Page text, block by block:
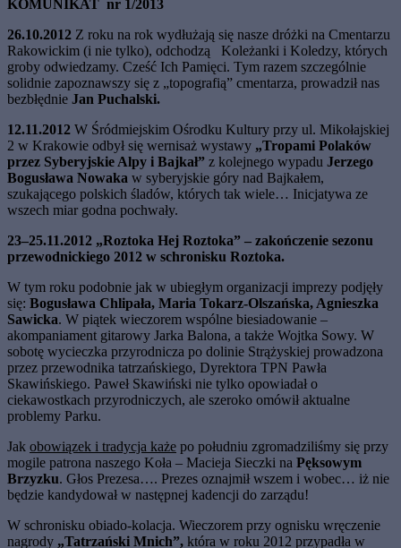
KOMUNIKAT nr 1/2013
26.10.2012 Z roku na rok wydłużają się nasze dróżki na Cmentarzu
Rakowickim (i nie tylko), odchodzą Koleżanki i Koledzy, których
groby odwiedzamy. Cześć Ich Pamięci. Tym razem szczególnie
solidnie zapoznawszy się z „topografią” cmentarza, prowadził nas
bezbłędnie Jan Puchalski.
12.11.2012 W Śródmiejskim Ośrodku Kultury przy ul. Mikołajskiej
2 w Krakowie odbył się wernisaż wystawy „Tropami Polaków
przez Syberyjskie Alpy i Bajkał” z kolejnego wypadu Jerzego
Bogusława Nowaka w syberyjskie góry nad Bajkałem,
szukającego polskich śladów, których tak wiele… Inicjatywa ze
wszech miar godna pochwały.
23–25.11.2012 „Roztoka Hej Roztoka” – zakończenie sezonu
przewodnickiego 2012 w schronisku Roztoka.
W tym roku podobnie jak w ubiegłym organizacji imprezy podjęły
się: Bogusława Chlipała, Maria Tokarz-Olszańska, Agnieszka
Sawicka. W piątek wieczorem wspólne biesiadowanie –
akompaniament gitarowy Jarka Balona, a także Wojtka Sowy. W
sobotę wycieczka przyrodnicza po dolinie Strążyskiej prowadzona
przez przewodnika tatrzańskiego, Dyrektora TPN Pawła
Skawińskiego. Paweł Skawiński nie tylko opowiadał o
ciekawostkach przyrodniczych, ale szeroko omówił aktualne
problemy Parku.
Jak obowiązek i tradycja każe po południu zgromadziliśmy się przy
mogile patrona naszego Koła – Macieja Sieczki na Pęksowym
Brzyzku. Głos Prezesa…. Prezes oznajmił wszem i wobec… iż nie
będzie kandydował w następnej kadencji do zarządu!
W schronisku obiado-kolacja. Wieczorem przy ognisku wręczenie
nagrody „Tatrzański Mnich”, która w roku 2012 przypadła w